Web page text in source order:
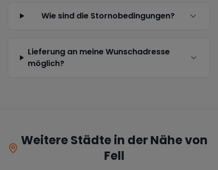
Wie sind die Stornobedingungen?
Lieferung an meine Wunschadresse
möglich?
Weitere Städte in der Nähe von
Fell